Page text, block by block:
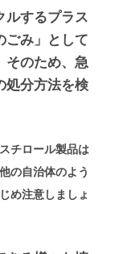
ルするプラス
ごみ」として
そのため、急
処分方法を検
チロール製品は
の自治体のよう
め注意しましょ